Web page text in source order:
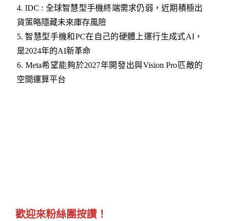
4. IDC : 全球智慧型手機終端需求仍弱，近期積極出
貨策略隱藏未來庫存風險
5. 智慧型手機和PC在自己的硬體上運行生成式AI，
是2024年的AI新革命
6. Meta希望能夠於2027年開發出與Vision Pro匹敵的
空間運算平台
歡迎來粉絲團按讚！